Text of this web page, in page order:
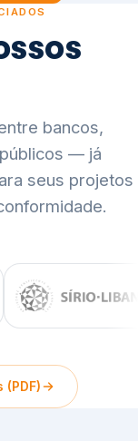
bancos,
— já
seus projetos